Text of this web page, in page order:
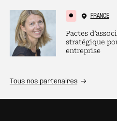
FRANCE
Pactes
stratégique
entreprise
Tous nos partenaires